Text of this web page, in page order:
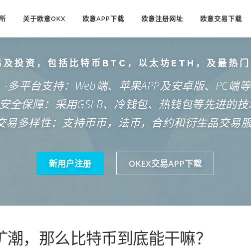
关于欧意OKX 欧意APP下载 欧意注册网址 欧意交易下载
投资，包括比特币BTC，以太坊ETH，及最热
·多平台支持：Web端、苹果APP及安卓版、PC端等
安全保障：采用GSLB、冷钱包、热钱包等先进的
易多样性：支持币币，法币，合约和衍生品交易
新用户注册 OKEX交易APP下载
，那么比特币到底能干嘛？